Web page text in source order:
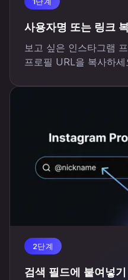
사용자명 또는 링크
보고 싶은 인스타그램
프로필 URL을 복사하세
2단계
검색 필드에 붙여넣기